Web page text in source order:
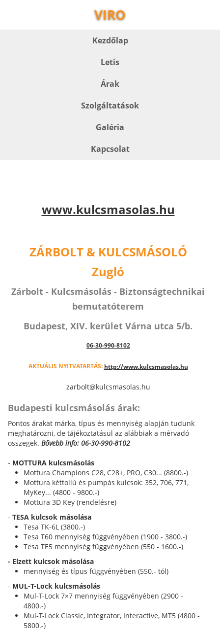
VIRO
Kezdőlap
Letis
Árak
Szolgáltatások
Galéria
Kapcsolat
www.kulcsmasolas.hu
ZÁRBOLT & KULCSMÁSOLÓ
Zugló
Zárbolt - Kulcsmásolás - Biztonságtechnikai
bemutatóterem
Budapest, XIV. kerület Várna utca 5/b.
06-30-990-8102
AKTUÁLIS NYITVATARTÁS: http://www.kulcsmasolas.hu
zarbolt@kulcsmasolas.hu
Budapesti kulcsmásolás árak:
Pontos árakat márka, típus és mennyiség alapján tudunk
meghatározni, de tájékoztatásul az alábbiak a mérvadó
összegek. Bővebb info: 06-30-990-8102
- MOTTURA kulcsmásolás
Mottura Champions C28, C28+, PRO, C30... (8800.-)
Mottura kéttollú és pumpás kulcsok: 352, 706, 771,
MyKey... (4800 - 9800.-)
Mottura 3D Key (rendelésre)
- TESA kulcsok másolása
Tesa TK-6L (3800.-)
Tesa T60 mennyiség függvényében (1900 - 3800.-)
Tesa TE5 mennyiség függvényében (550 - 1600.-)
- Elzett kulcsok másolása
mennyiség és típus függvényében (550.- tól)
- MUL-T-Lock kulcsmásolás
Mul-T-Lock 7×7 mennyiség függvényében (2900 -
4800.-)
Mul-T-Lock Classic, Integrator, Interactive, MT5 (4800 -
5800.-)